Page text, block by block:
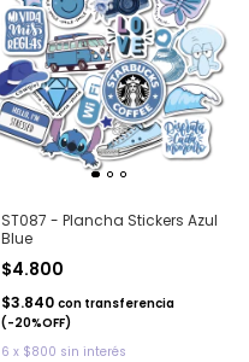
ST087 - Plancha Stickers Azul
Blue
$4.800
$3.840 con transferencia
(-20%OFF)
6 x $800 sin interés